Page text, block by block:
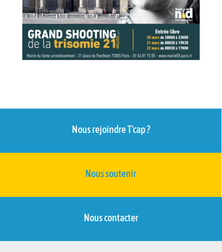
Nous rejoindre T'cap ?
Nous soutenir
Nous contacter